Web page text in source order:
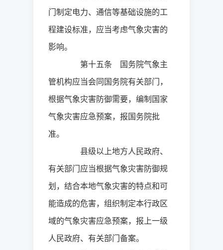
门制定电力、通信等基础设施的工
程建设标准，应当考虑气象灾害的
影响。
第十五条 国务院气象主
管机构应当会同国务院有关部门，
根据气象灾害防御需要，编制国家
气象灾害应急预案，报国务院批
准。
县级以上地方人民政府、
有关部门应当根据气象灾害防御规
划，结合本地气象灾害的特点和可
能造成的危害，组织制定本行政区
域的气象灾害应急预案，报上一级
人民政府、有关部门备案。